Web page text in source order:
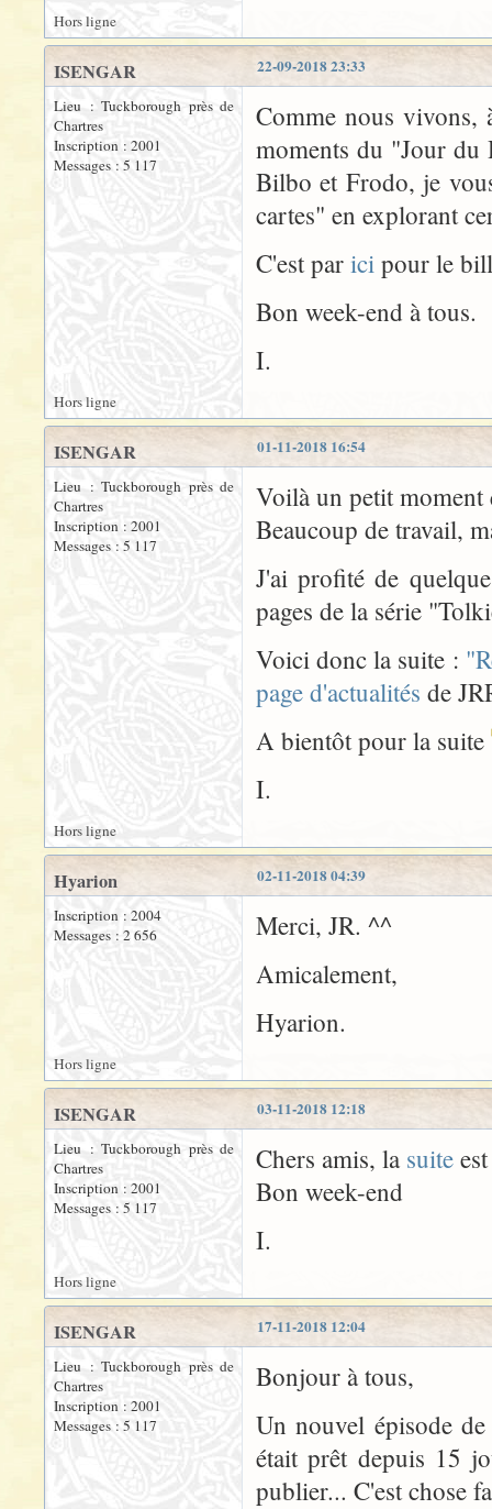
Hors ligne
22-09-2018 23:33
ISENGAR
Lieu : Tuckborough près de
Chartres
Inscription : 2001
Messages : 5 117
Comme nous vivons,
moments du "Jour du
Bilbo et Frodo, je
cartes" en explorant
C'est par ici pour le
Bon week-end à tous.
I.
Hors ligne
01-11-2018 16:54
ISENGAR
Lieu : Tuckborough près de
Chartres
Inscription : 2001
Messages : 5 117
Voilà un petit moment
Beaucoup de travail,
J'ai profité de
pages de la série
Voici donc la suite :
page d'actualités de
A bientôt pour la suite
I.
Hors ligne
02-11-2018 04:39
Hyarion
Inscription : 2004
Messages : 2 656
Merci, JR. ^^
Amicalement,
Hyarion.
Hors ligne
03-11-2018 12:18
ISENGAR
Lieu : Tuckborough près de
Chartres
Inscription : 2001
Messages : 5 117
Chers amis, la suite
Bon week-end
I.
Hors ligne
17-11-2018 12:04
ISENGAR
Lieu : Tuckborough près de
Chartres
Inscription : 2001
Messages : 5 117
Bonjour à tous,
Un nouvel épisode
était prêt depuis 15
publier... C'est chose